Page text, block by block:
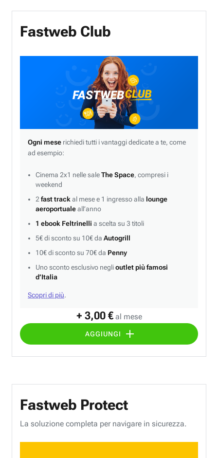
Fastweb Club
+ 3,00 € al mese
AGGIUNGI
Ogni mese richiedi tutti i vantaggi dedicate a te, come
ad esempio:
Cinema 2x1 nelle saleThe Space, compresi i
weekend
2 fast track al mese e 1 ingresso alla lounge
aeroportualeall’anno
1 ebook Feltrinelli a scelta su 3 titoli
5€ di sconto su 10€ da Autogrill
10€ di sconto su 70€ da Penny
Uno sconto esclusivo neglioutlet più famosi
d’Italia
Scopri di più.
Fastweb Protect
La soluzione completa per navigare in sicurezza.